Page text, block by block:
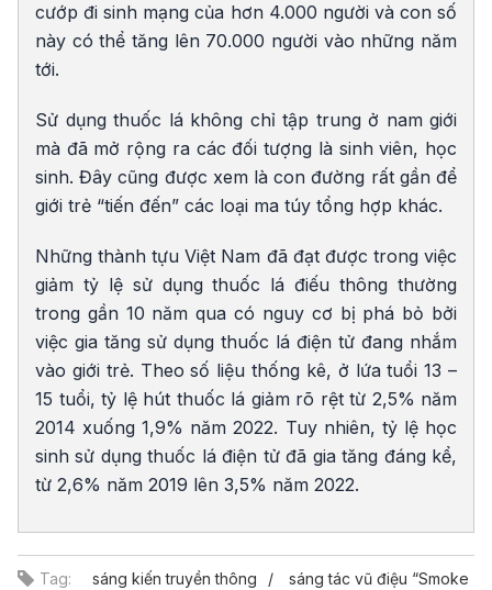
cướp đi sinh mạng của hơn 4.000 người và con số
này có thể tăng lên 70.000 người vào những năm
tới.
Sử dụng thuốc lá không chỉ tập trung ở nam giới
mà đã mở rộng ra các đối tượng là sinh viên, học
sinh. Đây cũng được xem là con đường rất gần để
giới trẻ “tiến đến” các loại ma túy tổng hợp khác.
Những thành tựu Việt Nam đã đạt được trong việc
giảm tỷ lệ sử dụng thuốc lá điếu thông thường
trong gần 10 năm qua có nguy cơ bị phá bỏ bởi
việc gia tăng sử dụng thuốc lá điện tử đang nhắm
vào giới trẻ. Theo số liệu thống kê, ở lứa tuổi 13 –
15 tuổi, tỷ lệ hút thuốc lá giảm rõ rệt từ 2,5% năm
2014 xuống 1,9% năm 2022. Tuy nhiên, tỷ lệ học
sinh sử dụng thuốc lá điện tử đã gia tăng đáng kể,
từ 2,6% năm 2019 lên 3,5% năm 2022.
Tag: sáng kiến truyền thông
sáng tác vũ điệu “Smoke